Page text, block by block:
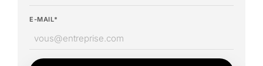
E-MAIL*